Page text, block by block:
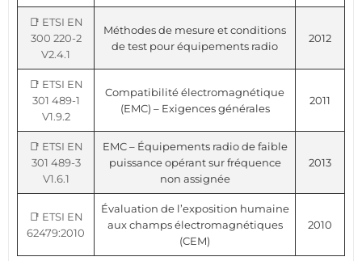
📑 ETSI EN
300 220-2
V2.4.1
Méthodes de mesure et conditions
de test pour équipements radio
2012
📑 ETSI EN
301 489-1
V1.9.2
Compatibilité électromagnétique
(EMC) – Exigences générales
2011
📑 ETSI EN
301 489-3
V1.6.1
EMC – Équipements radio de faible
puissance opérant sur fréquence
non assignée
2013
📑 ETSI EN
62479:2010
Évaluation de l’exposition humaine
aux champs électromagnétiques
(CEM)
2010